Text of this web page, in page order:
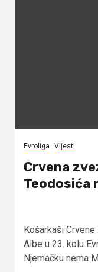
Evroliga Vijesti
Crvena
Teodosića
Košarkaši
Albe u 23. kolu
Njemačku nema